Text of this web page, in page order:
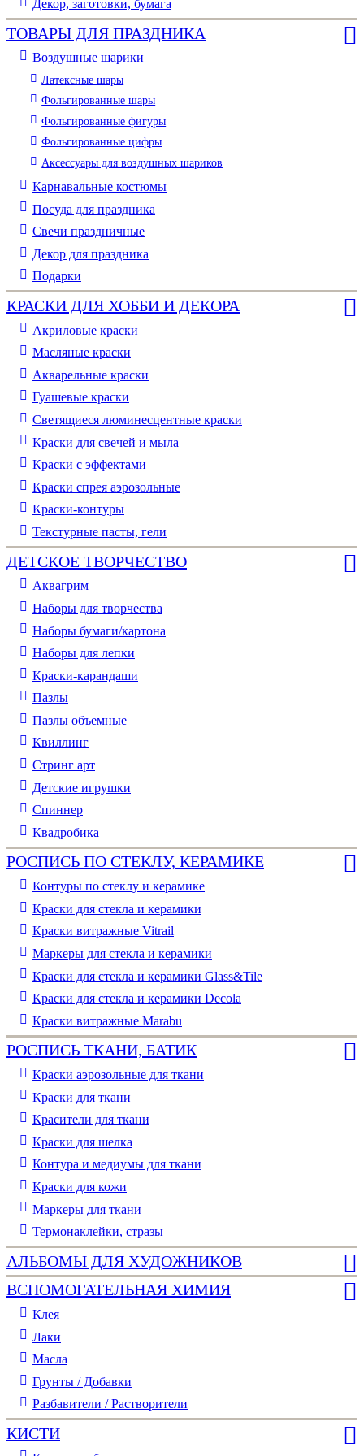
Декор, заготовки, бумага
ТОВАРЫ ДЛЯ ПРАЗДНИКА
Воздушные шарики
Латексные шары
Фольгированные шары
Фольгированные фигуры
Фольгированные цифры
Аксессуары для воздушных шариков
Карнавальные костюмы
Посуда для праздника
Свечи праздничные
Декор для праздника
Подарки
КРАСКИ ДЛЯ ХОББИ И ДЕКОРА
Акриловые краски
Масляные краски
Акварельные краски
Гуашевые краски
Светящиеся люминесцентные краски
Краски для свечей и мыла
Краски с эффектами
Краски спрея аэрозольные
Краски-контуры
Текстурные пасты, гели
ДЕТСКОЕ ТВОРЧЕСТВО
Аквагрим
Наборы для творчества
Наборы бумаги/картона
Наборы для лепки
Краски-карандаши
Пазлы
Пазлы объемные
Квиллинг
Стринг арт
Детские игрушки
Спиннер
Квадробика
РОСПИСЬ ПО СТЕКЛУ, КЕРАМИКЕ
Контуры по стеклу и керамике
Краски для стекла и керамики
Краски витражные Vitrail
Маркеры для стекла и керамики
Краски для стекла и керамики Glass&Tile
Краски для стекла и керамики Decola
Краски витражные Marabu
РОСПИСЬ ТКАНИ, БАТИК
Краски аэрозольные для ткани
Краски для ткани
Красители для ткани
Краски для шелка
Контура и медиумы для ткани
Краски для кожи
Маркеры для ткани
Термонаклейки, стразы
АЛЬБОМЫ ДЛЯ ХУДОЖНИКОВ
ВСПОМОГАТЕЛЬНАЯ ХИМИЯ
Клея
Лаки
Масла
Грунты / Добавки
Разбавители / Растворители
КИСТИ